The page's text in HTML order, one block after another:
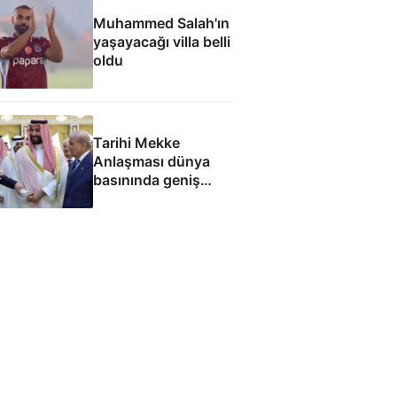
Muhammed Salah'ın
yaşayacağı villa belli
oldu
Tarihi Mekke
Anlaşması dünya
basınında geniş
yankı uyandırdı